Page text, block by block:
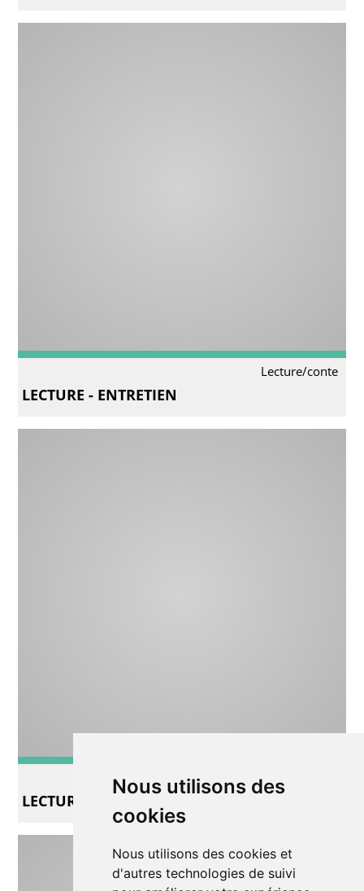
Nous utilisons des
cookies
Nous utilisons des cookies et
d'autres technologies de suivi
Lecture/conte
LECTURE - ENTRETIEN
Lecture/conte
LECTURE - ENTRETIEN